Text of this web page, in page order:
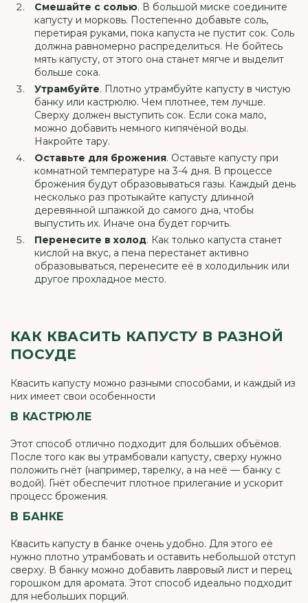
Смешайте с солью. В большой миске соедините
капусту и морковь. Постепенно добавьте соль,
перетирая руками, пока капуста не пустит сок. Соль
должна равномерно распределиться. Не бойтесь
мять капусту, от этого она станет мягче и выделит
больше сока.
Утрамбуйте. Плотно утрамбуйте капусту в чистую
банку или кастрюлю. Чем плотнее, тем лучше.
Сверху должен выступить сок. Если сока мало,
можно добавить немного кипячёной воды.
Накройте тару.
Оставьте для брожения. Оставьте капусту при
комнатной температуре на 3-4 дня. В процессе
брожения будут образовываться газы. Каждый день
несколько раз протыкайте капусту длинной
деревянной шпажкой до самого дна, чтобы
выпустить их. Иначе она будет горчить.
Перенесите в холод. Как только капуста станет
кислой на вкус, а пена перестанет активно
образовываться, перенесите её в холодильник или
другое прохладное место.
КАК КВАСИТЬ КАПУСТУ В РАЗНОЙ
ПОСУДЕ
Квасить капусту можно разными способами, и каждый из
них имеет свои особенности
В КАСТРЮЛЕ
Этот способ отлично подходит для больших объёмов.
После того как вы утрамбовали капусту, сверху нужно
положить гнёт (например, тарелку, а на неё — банку с
водой). Гнёт обеспечит плотное прилегание и ускорит
процесс брожения.
В БАНКЕ
Квасить капусту в банке очень удобно. Для этого её
нужно плотно утрамбовать и оставить небольшой отступ
сверху. В банку можно добавить лавровый лист и перец
горошком для аромата. Этот способ идеально подходит
для небольших порций.